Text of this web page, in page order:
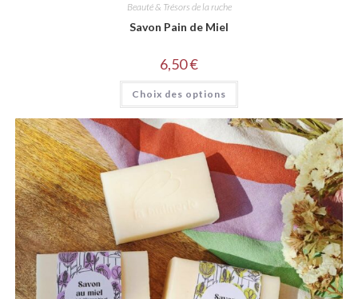
Beauté & Trésors de la ruche
Savon Pain de Miel
6,50€
Choix des options